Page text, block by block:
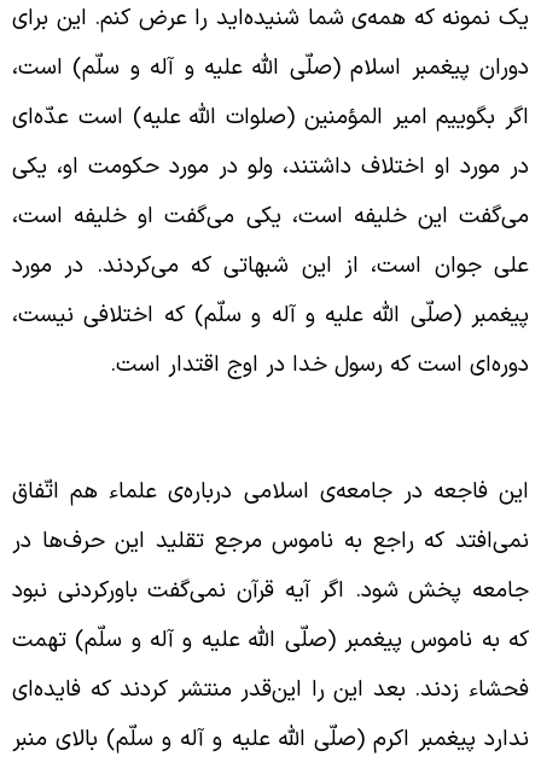
نمونه که همه‌ی شما شنیده‌اید را عرض کنم. این برای
پیغمبر اسلام (صلّی الله علیه و آله و سلّم) است،
بگوییم امیر المؤمنین (صلوات الله علیه) است عدّه‌ای
مورد او اختلاف داشتند، ولو در مورد حکومت او، یکی
این خلیفه است، یکی می‌گفت او خلیفه است،
جوان است، از این شبهاتی که می‌کردند. در مورد
(صلّی الله علیه و آله و سلّم) که اختلافی نیست،
است که رسول خدا در اوج اقتدار است.
فاجعه در جامعه‌ی اسلامی درباره‌ی علماء هم اتّفاق
که راجع به ناموس مرجع تقلید این حرف‌ها در
پخش شود. اگر آیه‌ قرآن نمی‌گفت باورکردنی نبود
به ناموس پیغمبر (صلّی الله علیه و آله و سلّم) تهمت
زدند. بعد این را این‌قدر منتشر کردند که فایده‌ای
پیغمبر اکرم (صلّی الله علیه و آله و سلّم) بالای منبر